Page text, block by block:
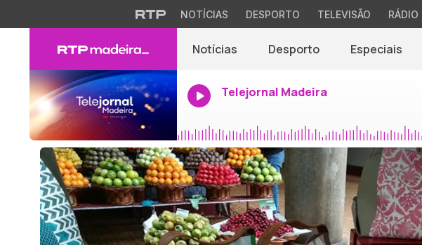
NOTÍCIAS DESPORTO TELEVISÃO RÁDIO
Notícias Desporto Especiais
Telejornal Madeira